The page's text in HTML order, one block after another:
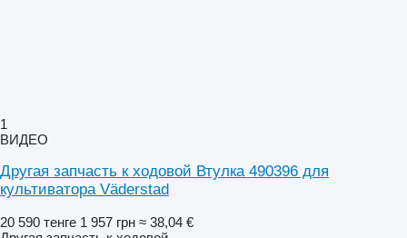
1
ВИДЕО
Другая запчасть к ходовой Втулка 490396 для
культиватора Väderstad
20 590 тенге 1 957 грн ≈ 38,04 €